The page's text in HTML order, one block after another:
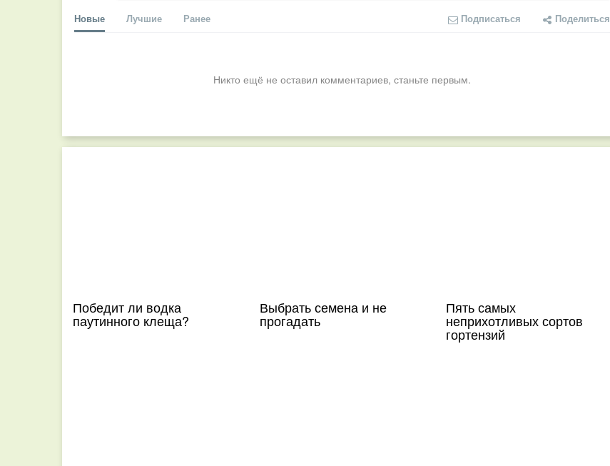
Новые Лучшие Ранее Подписаться Поделиться
Никто ещё не оставил комментариев, станьте первым.
Победит ли водка
паутинного клеща?
Выбрать семена и не
прогадать
Пять самых
неприхотливых сортов
гортензий